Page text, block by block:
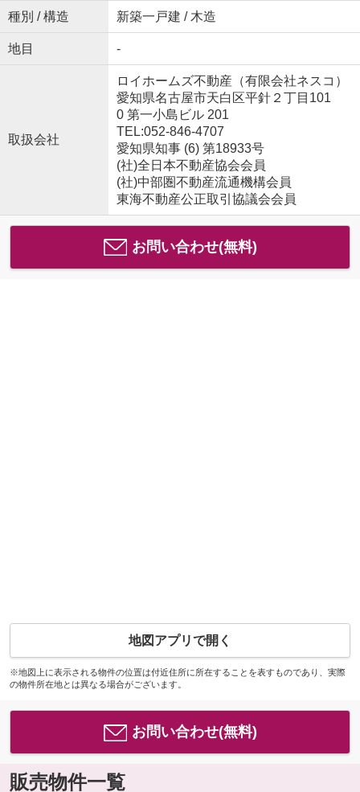
種別 / 構造 新築一戸建 / 木造
地目 -
取扱会社
ロイホームズ不動産（有限会社ネスコ）
愛知県名古屋市天白区平針２丁目101
0 第一小島ビル 201
TEL:052-846-4707
愛知県知事 (6) 第18933号
(社)全日本不動産協会会員
(社)中部圏不動産流通機構会員
東海不動産公正取引協議会会員
お問い合わせ(無料)
地図アプリで開く
※地図上に表示される物件の位置は付近住所に所在することを表すものであり、実際
の物件所在地とは異なる場合がございます。
お問い合わせ(無料)
販売物件一覧